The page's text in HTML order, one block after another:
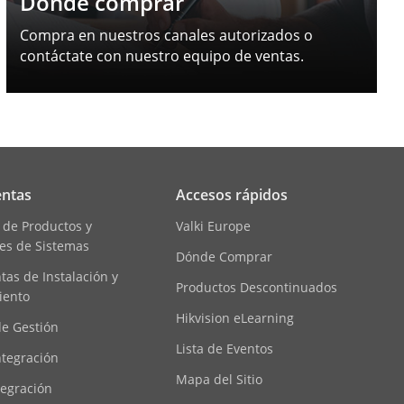
Compra en nuestros canales autorizados o
contáctate con nuestro equipo de ventas.
Productos y
de Sistemas
de Instalación y
Gestión
Accesos rápidos
Valki Europe
Dónde Comprar
Productos Descontinuados
Hikvision eLearning
Lista de Eventos
Mapa del Sitio